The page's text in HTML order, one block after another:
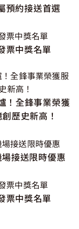
預約接送首選
票中獎名單
！全鋒事業榮獲
歷史新高！
接送限時優惠
票中獎名單